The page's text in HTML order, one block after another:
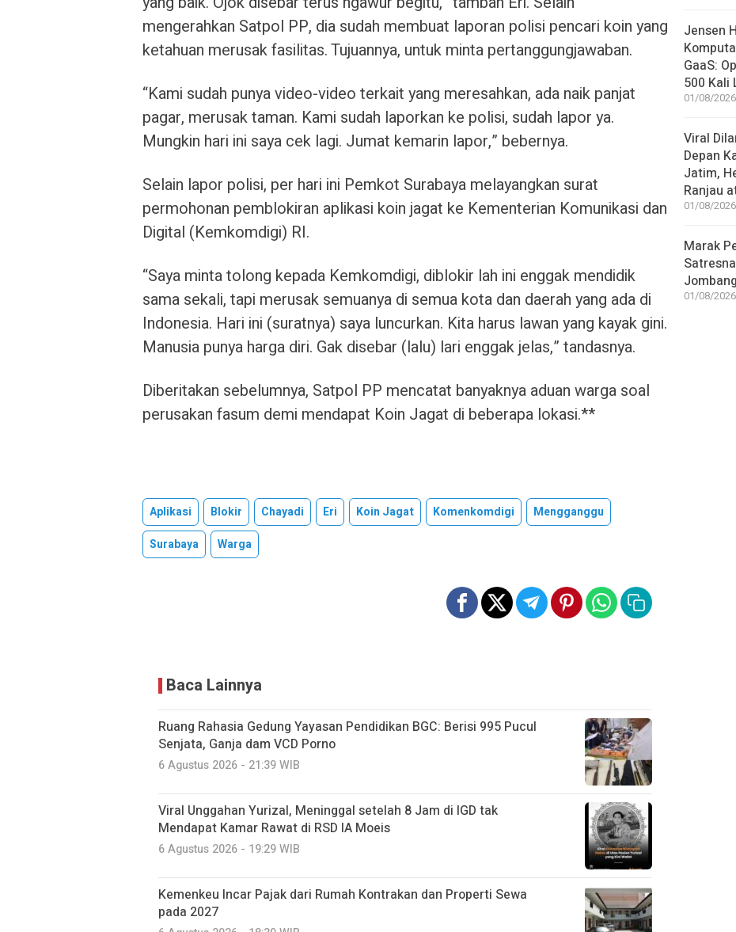
mengerahkan Satpol PP, dia sudah membuat laporan polisi pencari koin yang
ketahuan merusak fasilitas. Tujuannya, untuk minta pertanggungjawaban.
“Kami sudah punya video-video terkait yang meresahkan, ada naik panjat
pagar, merusak taman. Kami sudah laporkan ke polisi, sudah lapor ya.
Mungkin hari ini saya cek lagi. Jumat kemarin lapor,” bebernya.
Selain lapor polisi, per hari ini Pemkot Surabaya melayangkan surat
permohonan pemblokiran aplikasi koin jagat ke Kementerian Komunikasi dan
Digital (Kemkomdigi) RI.
“Saya minta tolong kepada Kemkomdigi, diblokir lah ini enggak mendidik
sama sekali, tapi merusak semuanya di semua kota dan daerah yang ada di
Indonesia. Hari ini (suratnya) saya luncurkan. Kita harus lawan yang kayak gini.
Manusia punya harga diri. Gak disebar (lalu) lari enggak jelas,” tandasnya.
Diberitakan sebelumnya, Satpol PP mencatat banyaknya aduan warga soal
perusakan fasum demi mendapat Koin Jagat di beberapa lokasi.**
Aplikasi Blokir Chayadi Eri Koin Jagat Komenkomdigi
Mengganggu
Surabaya
Warga
Baca Lainnya
Ruang Rahasia Gedung Yayasan Pendidikan BGC: Berisi 995 Pucul
Senjata, Ganja dam VCD Porno
6 Agustus 2026 - 21:39 WIB
Viral Unggahan Yurizal, Meninggal setelah 8 Jam di IGD tak
Mendapat Kamar Rawat di RSD IA Moeis
6 Agustus 2026 - 19:29 WIB
Kemenkeu Incar Pajak dari Rumah Kontrakan dan Properti Sewa
pada 2027
Jensen
GaaS:
500 Kali
01/08/
Viral
Depan
Jatim,
Ranjau
01/08/
Marak
01/08/